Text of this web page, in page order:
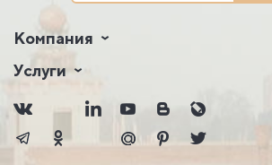
Компания
Услуги